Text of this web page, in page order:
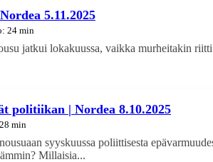
5.11.2025
24 min
jatkui lokakuussa, vaikka murheitakin
politiikan | Nordea 8.10.2025
min
syyskuussa poliittisesta
Millaisia...